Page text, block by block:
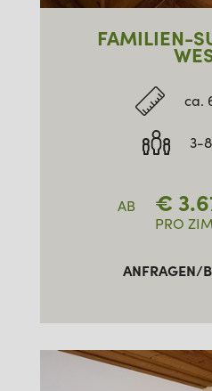
FAMILIEN-
ca.
3-
AB €
PRO
ANFRAGEN/